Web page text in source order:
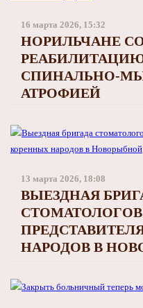
16 марта 2026, 15:32
НОРИЛЬЧАНЕ
СПИНАЛЬНО-
АТРОФИЕЙ
13 марта 2026, 18:08
ВЫЕЗДНАЯ
НАРОДОВ В